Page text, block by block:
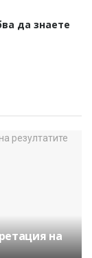
да знаете
на